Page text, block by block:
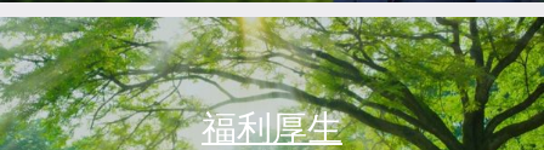
福利厚生